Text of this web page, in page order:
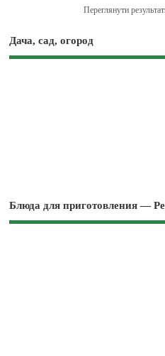
Переглянути
Дача, сад, огород
Блюда для приготовления —